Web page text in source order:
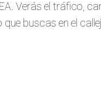
Verás el tráfico,
buscas en el